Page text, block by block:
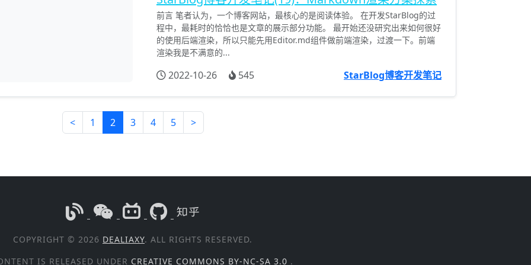
前言 笔者认为，一个博客网站，最核心的是阅读体验。 在开发StarBlog的过
程中，最耗时的恰恰也是文章的展示部分功能。 最开始还没研究出来如何很好
的使用后端渲染，所以只能先用Editor.md组件做前端渲染，过渡一下。前端
渲染我是不满意的...
2022-10-26 545 StarBlog博客开发笔记
< 1 2 3 4 5 >
COPYRIGHT © 2026 DEALIAXY. ALL RIGHTS RESERVED.
IS RELEASED UNDER CREATIVE COMMONS BY-NC-SA 3.0 .